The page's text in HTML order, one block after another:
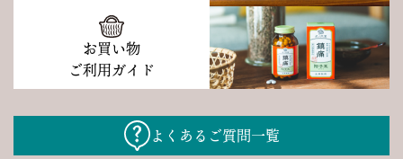
お買い物
ご利用ガイド
よくあるご質問一覧